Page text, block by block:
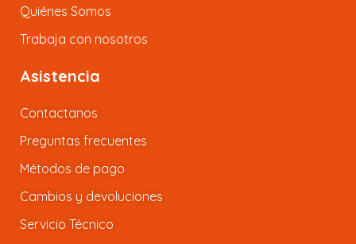
Quiénes Somos
Trabaja con nosotros
Asistencia
Contactanos
Preguntas frecuentes
Métodos de pago
Cambios y devoluciones
Servicio Técnico